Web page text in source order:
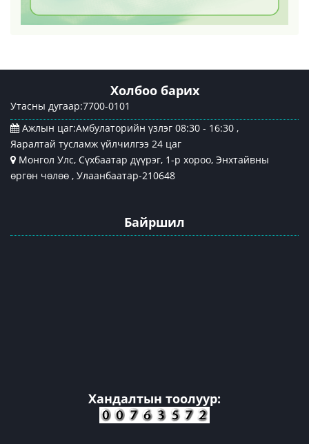
Холбоо барих
Утасны дугаар:7700-0101
Ажлын цаг:Амбулаторийн үзлэг 08:30 - 16:30 ,
Яаралтай тусламж үйлчилгээ 24 цаг
Монгол Улс, Сүхбаатар дүүрэг, 1-р хороо, Энхтайвны
өргөн чөлөө , Улаанбаатар-210648
Байршил
Хандалтын тоолуур: